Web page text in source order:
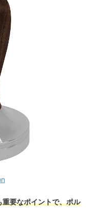
要なポイントで、ポル